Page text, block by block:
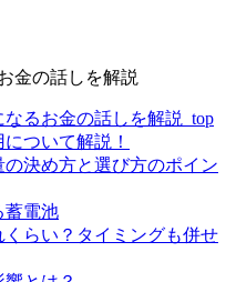
金の話しを解説
るお金の話しを解説_top
ついて解説！
決め方と選び方のポイン
蓄電池
らい？タイミングも併せ